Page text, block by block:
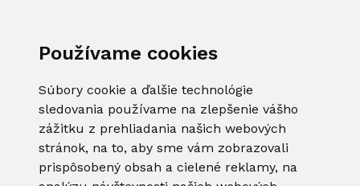
Používame cookies
Súbory cookie a ďalšie technológie
sledovania používame na zlepšenie vášho
zážitku z prehliadania našich webových
stránok, na to, aby sme vám zobrazovali
prispôsobený obsah a cielené reklamy, na